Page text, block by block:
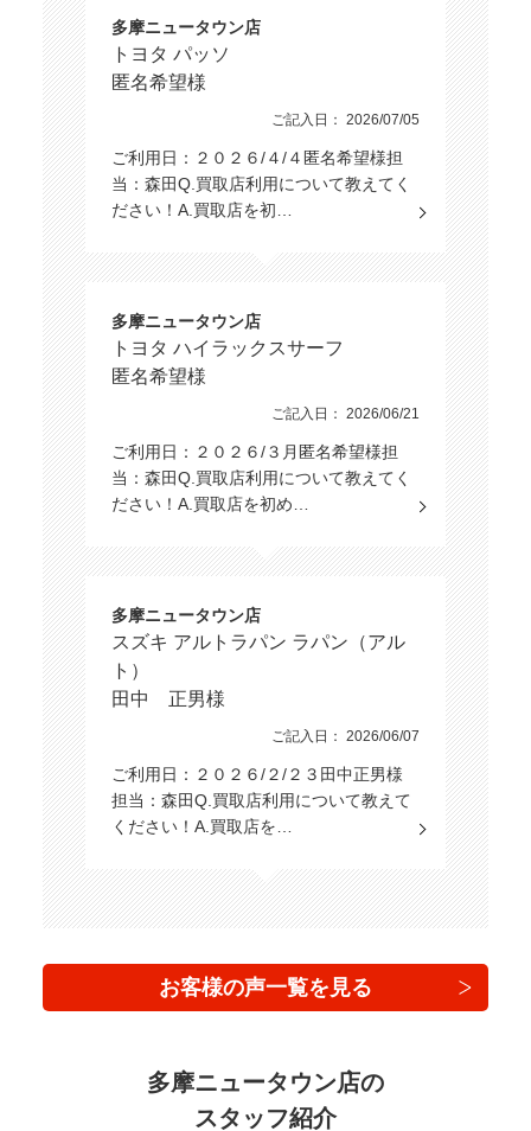
多摩ニュータウン店
トヨタ パッソ
匿名希望様
ご記入日： 2026/07/05
ご利用日：２０２６/４/４匿名希望様担
当：森田Q.買取店利用について教えてく
ださい！A.買取店を初…
多摩ニュータウン店
トヨタ ハイラックスサーフ
匿名希望様
ご記入日： 2026/06/21
ご利用日：２０２６/３月匿名希望様担
当：森田Q.買取店利用について教えてく
ださい！A.買取店を初め…
多摩ニュータウン店
スズキ アルトラパン ラパン（アル
ト）
田中 正男様
ご記入日： 2026/06/07
ご利用日：２０２６/２/２３田中正男様
担当：森田Q.買取店利用について教えて
ください！A.買取店を…
お客様の声一覧を見る
多摩ニュータウン店の
スタッフ紹介